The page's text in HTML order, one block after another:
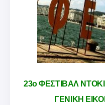
23ο ΦΕΣΤΙΒΑΛ
ΓΕΝΙΚΗ